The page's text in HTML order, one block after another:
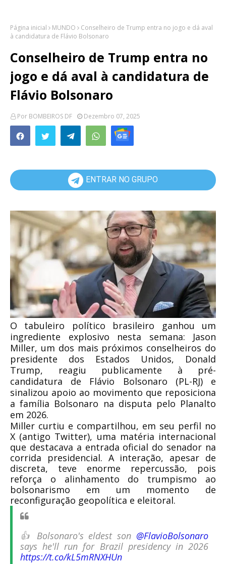
Página inicial MUNDO
Conselheiro de Trump entra no jogo e dá aval
à candidatura de Flávio Bolsonaro
Conselheiro de Trump entra no
jogo e dá aval à candidatura de
Flávio Bolsonaro
Por BOMBEIROS DF Dezembro 07, 2025
ENTRAR NO GRUPO
O tabuleiro político brasileiro ganhou um
ingrediente explosivo nesta semana: Jason
Miller, um dos mais próximos conselheiros do
presidente dos Estados Unidos, Donald
Trump, reagiu publicamente à pré-
candidatura de Flávio Bolsonaro (PL-RJ) e
sinalizou apoio ao movimento que reposiciona
a família Bolsonaro na disputa pelo Planalto
em 2026.
Miller curtiu e compartilhou, em seu perfil no
X (antigo Twitter), uma matéria internacional
que destacava a entrada oficial do senador na
corrida presidencial. A interação, apesar de
discreta, teve enorme repercussão, pois
reforça o alinhamento do trumpismo ao
bolsonarismo em um momento de
reconfiguração geopolítica e eleitoral.
👍 Bolsonaro's eldest son @FlavioBolsonaro
says he'll run for Brazil presidency in 2026
https://t.co/kL5mRNXHUn